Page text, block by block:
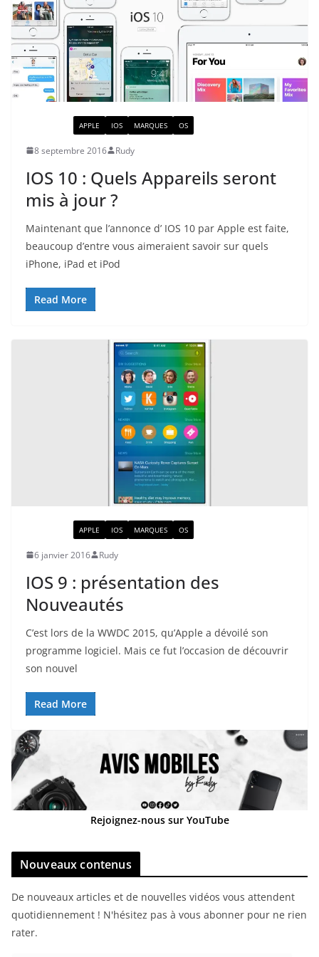
APPLE IOS MARQUES OS
8 septembre 2016 Rudy
IOS 10 : Quels Appareils seront
mis à jour ?
Maintenant que l’annonce d’ IOS 10 par Apple est faite,
beaucoup d’entre vous aimeraient savoir sur quels
iPhone, iPad et iPod
Read More
APPLE IOS MARQUES OS
6 janvier 2016 Rudy
IOS 9 : présentation des
Nouveautés
C’est lors de la WWDC 2015, qu’Apple a dévoilé son
programme logiciel. Mais ce fut l’occasion de découvrir
son nouvel
Read More
Rejoignez-nous sur YouTube
Nouveaux contenus
De nouveaux articles et de nouvelles vidéos vous attendent
quotidiennement ! N'hésitez pas à vous abonner pour ne rien
rater.